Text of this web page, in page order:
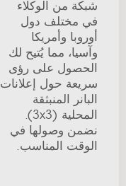
شبكة من الوكلاء
في مختلف دول
أوروبا وأمريكا
وآسيا، مما يُتيح لك
الحصول على رؤى
سريعة حول إعلانات
البانر المنبثقة
المحلية (3x3).
نضمن وصولها في
الوقت المناسب.